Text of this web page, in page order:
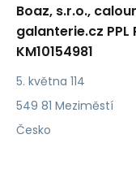
Boaz, s.r.o.,
galanterie.cz PPL
KM10154981
5. května 114
549 81 Meziměstí
Česko